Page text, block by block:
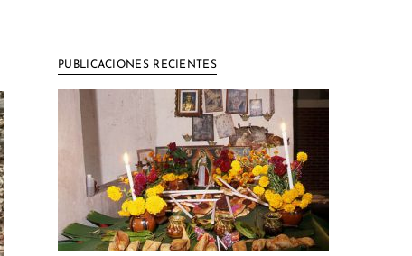
PUBLICACIONES RECIENTES